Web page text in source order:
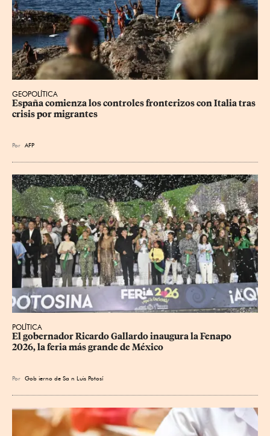
GEOPOLÍTICA
España comienza los controles fronterizos con Italia tras
crisis por migrantes
Por AFP
POLÍTICA
​El gobernador Ricardo Gallardo inaugura la Fenapo
2026, la feria más grande de México
Por Gob ierno de Sa n Luis Potosí